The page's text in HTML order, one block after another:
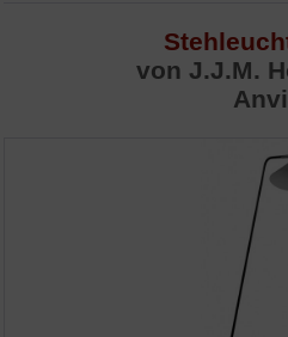
von J.J.M.